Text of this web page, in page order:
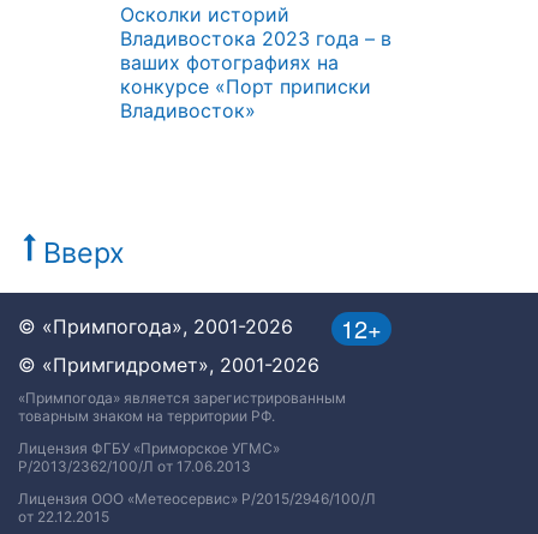
Осколки историй
Владивостока 2023 года – в
ваших фотографиях на
конкурсе «Порт приписки
Владивосток»
Вверх
12+
© «Примпогода», 2001-2026
© «Примгидромет», 2001-2026
«Примпогода» является зарегистрированным
товарным знаком на территории РФ.
Лицензия ФГБУ «Приморское УГМС»
Р/2013/2362/100/Л от 17.06.2013
Лицензия ООО «Метеосервис» Р/2015/2946/100/Л
от 22.12.2015